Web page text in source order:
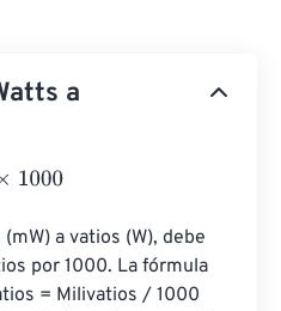
a
a vatios (W), debe
por 1000. La fórmula
= Milivatios / 1000